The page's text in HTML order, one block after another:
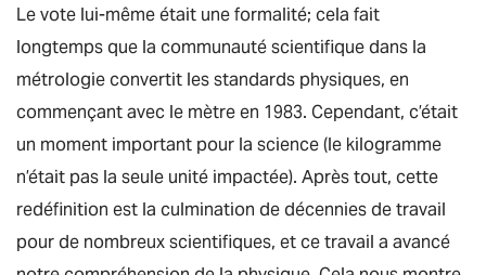
Le vote lui-même était une formalité; cela fait
longtemps que la communauté scientifique dans la
métrologie convertit les standards physiques, en
commençant avec le mètre en 1983. Cependant, c’était
un moment important pour la science (le kilogramme
n’était pas la seule unité impactée). Après tout, cette
redéfinition est la culmination de décennies de travail
pour de nombreux scientifiques, et ce travail a avancé